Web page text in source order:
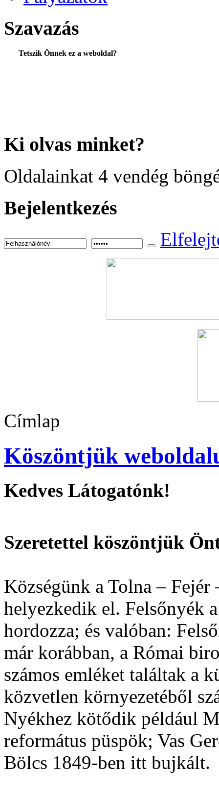
Szavazás
Tetszik Önnek ez a weboldal?
Ki olvas minket?
Oldalainkat 4 vendég
Bejelentkezés
Címlap
Köszöntjük
Kedves Látogatónk!
Szeretettel köszöntjük
Községünk a Tolna – Fejér
helyezkedik el. Felsőnyék
hordozza; és valóban:
már korábban, a Római
számos emléket találtak a
közvetlen környezetéből
Nyékhez kötődik például
református püspök; Vas
Bölcs 1849-ben itt bujkált.